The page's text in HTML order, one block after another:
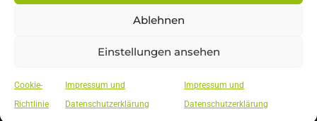
Ablehnen
Einstellungen ansehen
Cookie-
Richtlinie
Impressum und
Datenschutzerklärung
Impressum und
Datenschutzerklärung
© MS SmartCity / ehem. MS Algersdorf - All Rights Reserved